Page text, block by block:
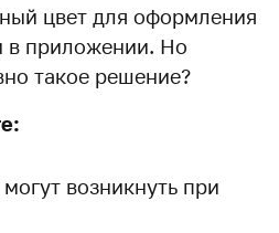
цвет для оформления
в приложении. Но
такое решение?
возникнуть при